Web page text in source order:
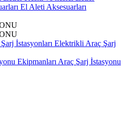
El Aleti Aksesuarları
Elektrikli Araç Şarj
Araç Şarj İstasyonu